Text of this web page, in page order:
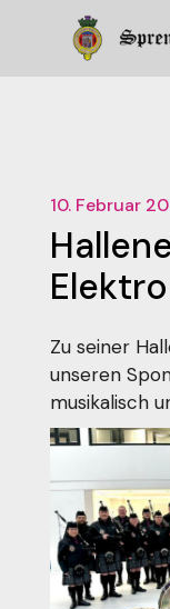
springen
10. Februar
Zu seiner
unseren
musikalisch